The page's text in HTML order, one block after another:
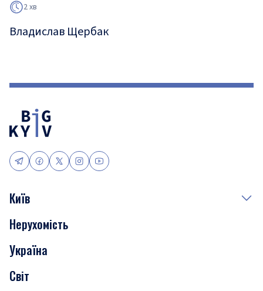
2 хв
Владислав Щербак
Київ
Події
Скандали
Нерухомість
Нерухомість
Україна
Світ